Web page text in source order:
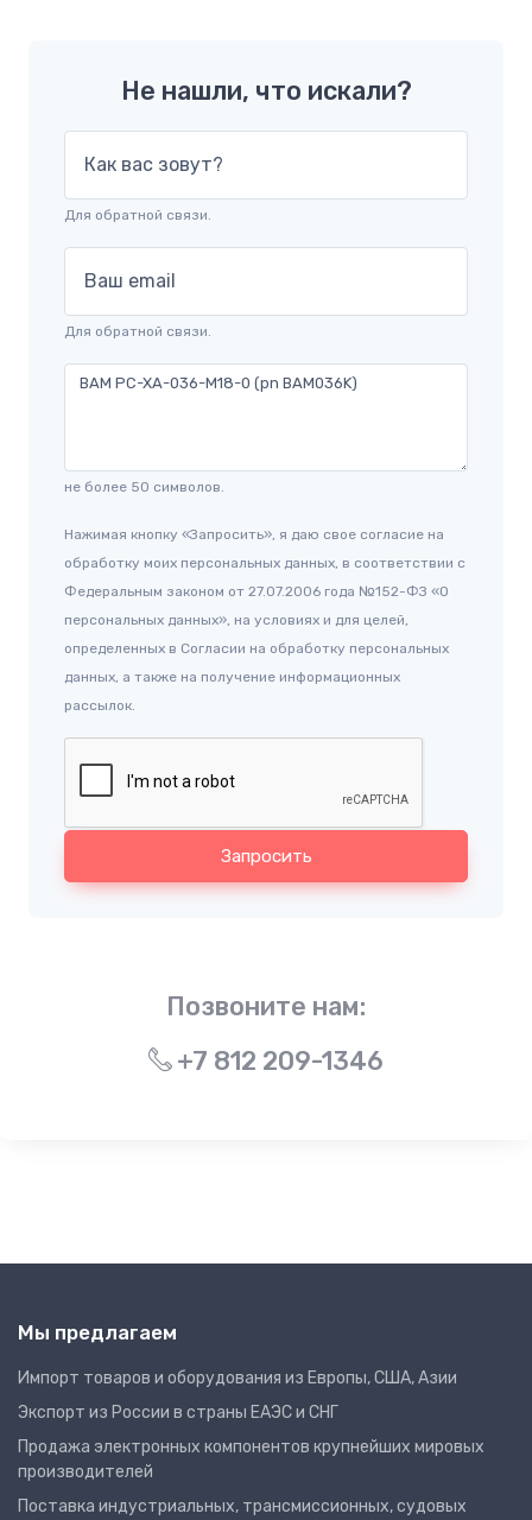
Не нашли, что искали?
Как вас зовут?
Для обратной связи.
Ваш email
Для обратной связи.
не более 50 символов.
Нажимая кнопку «Запросить», я даю свое согласие на
обработку моих персональных данных, в соответствии с
Федеральным законом от 27.07.2006 года №152-ФЗ «О
персональных данных», на условиях и для целей,
определенных в Согласии на обработку персональных
данных, а также на получение информационных
рассылок.
Запросить
Позвоните нам:
+7 812 209-1346
Мы предлагаем
Импорт товаров и оборудования из Европы, США, Азии
Экспорт из России в страны ЕАЭС и СНГ
Продажа электронных компонентов крупнейших мировых
производителей
Поставка индустриальных, трансмиссионных, судовых